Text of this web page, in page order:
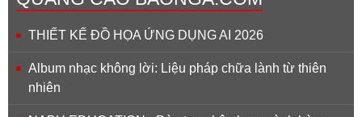
THIẾT KẾ ĐỒ HỌA ỨNG DỤNG AI 2026
Album nhạc không lời: Liệu pháp chữa lành từ thiên
nhiên